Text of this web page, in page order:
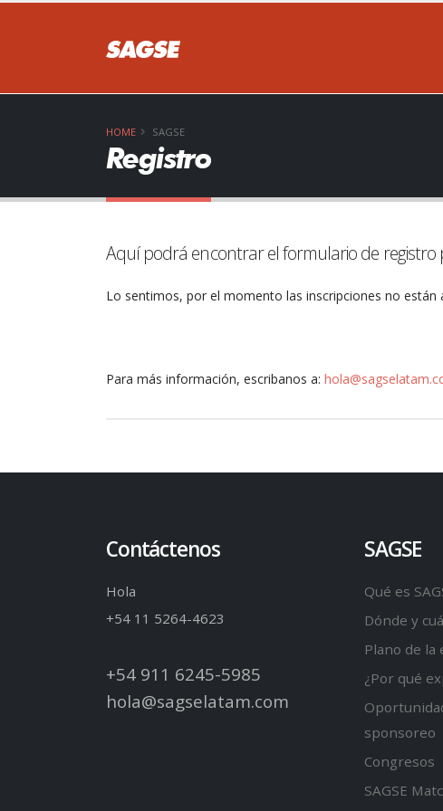
HOME SAGSE
Registro
Aquí podrá encontrar el formulario de registro
Lo sentimos, por el momento las inscripciones no
Para más información, escribanos a:
Contáctenos
Hola
+54 11 5264-4623
+54 911 6245-5985
hola@sagselatam.com
SAGSE
Qué es
Dónde y
Plano de la
¿Por qué
sponsoreo
Congresos
SAGSE